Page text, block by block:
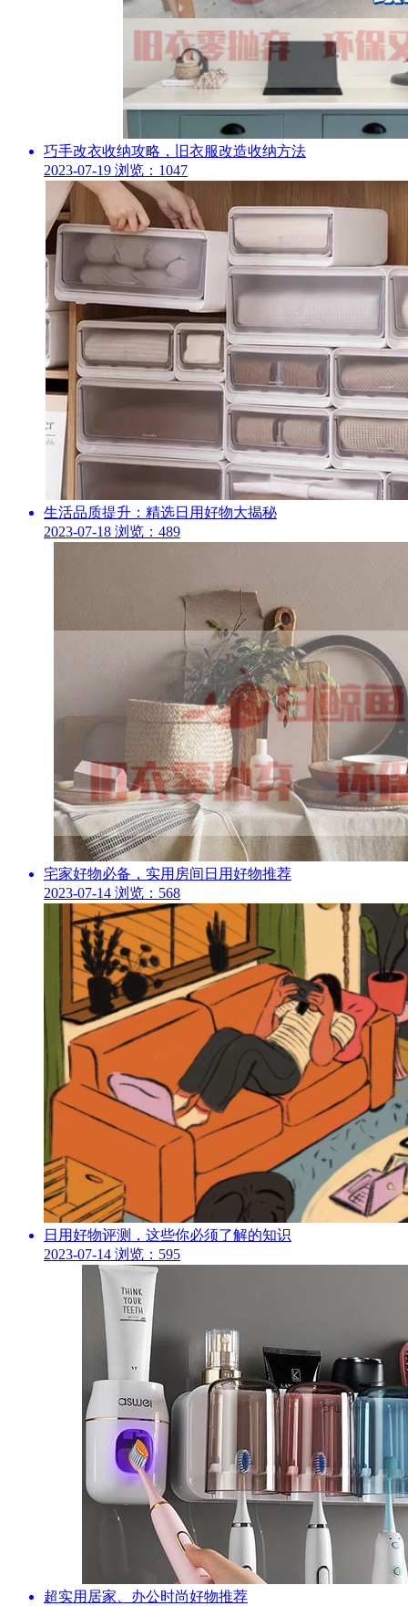
巧手改衣收纳攻略，旧衣服改造收纳方法
2023-07-19 浏览：1047
生活品质提升：精选日用好物大揭秘
2023-07-18 浏览：489
宅家好物必备，实用房间日用好物推荐
2023-07-14 浏览：568
日用好物评测，这些你必须了解的知识
2023-07-14 浏览：595
超实用居家、办公时尚好物推荐